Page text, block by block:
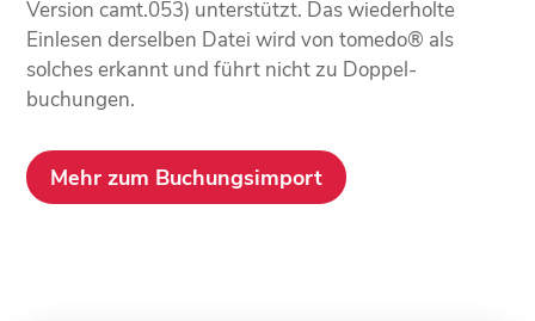
Version camt.053) unterstützt. Das wieder­holte
Einlesen derselben Datei wird von tomedo® als
solches erkannt und führt nicht zu Doppel­
buchungen.
Mehr zum Buchungsimport